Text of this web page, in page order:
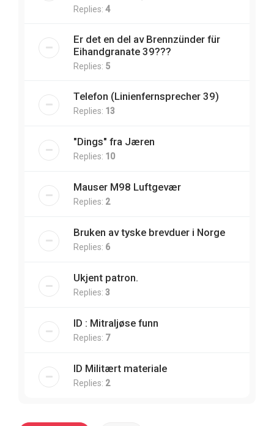
Replies: 4
Er det en del av Brennzünder für
Eihandgranate 39???
Replies: 5
Telefon (Linienfernsprecher 39)
Replies: 13
"Dings" fra Jæren
Replies: 10
Mauser M98 Luftgevær
Replies: 2
Bruken av tyske brevduer i Norge
Replies: 6
Ukjent patron.
Replies: 3
ID : Mitraljøse funn
Replies: 7
ID Militært materiale
Replies: 2